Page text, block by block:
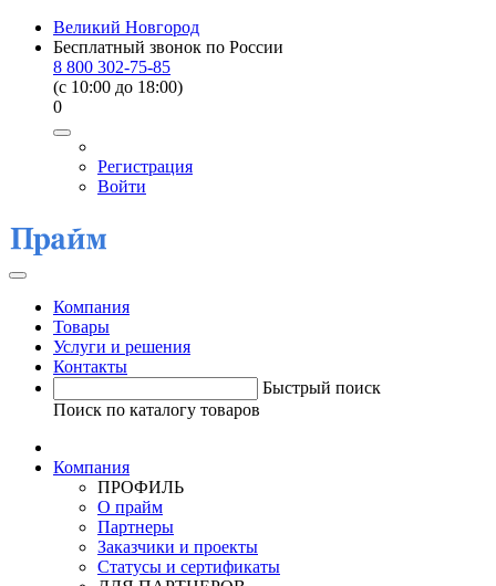
Великий Новгород
Бесплатный звонок по России
8 800 302-75-85
(c 10:00 до 18:00)
0
Регистрация
Войти
Компания
Товары
Услуги и решения
Контакты
Быстрый поиск
Поиск по каталогу товаров
Компания
ПРОФИЛЬ
О прайм
Партнеры
Заказчики и проекты
Статусы и сертификаты